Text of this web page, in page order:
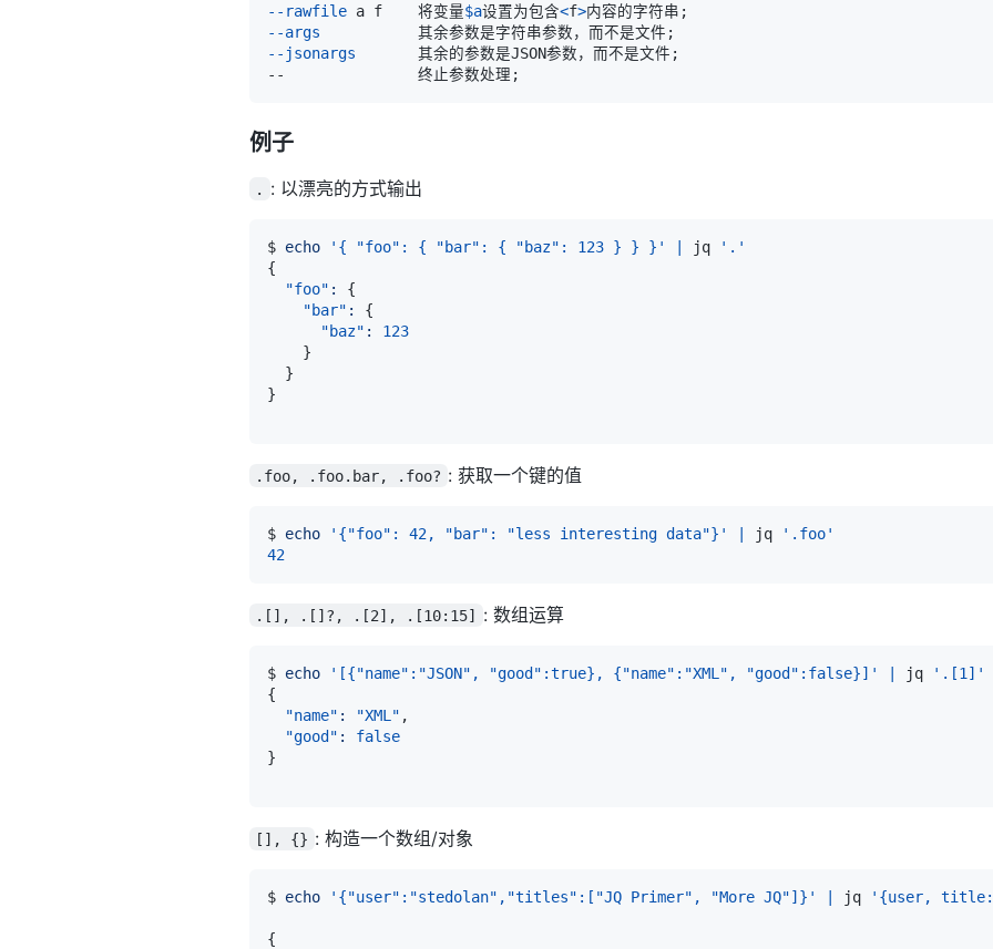
--rawfile a f    将变量$a设置为包含<f>内容的字符串 ;
--args
           其余参数是字符串参数，而不是文件
;
--jsonargs
       其余的参数是JSON参数，而不是文件
;
--               终止参数处理 ;
例子
. : 以漂亮的方式输出
$ echo '{ "foo": { "bar": { "baz": 123 } } }' | jq
'.'
{
"foo" :
{
"bar" :
{
"baz" :
123
}
}
}
.foo, .foo.bar, .foo? : 获取一个键的值
$ echo '{"foo": 42, "bar": "less interesting data"}' | jq
'.foo'
42
.[], .[]?, .[2], .[10:15] : 数组运算
$ echo '[{"name":"JSON", "good":true}, {"name":"XML", "good":false}]' | jq
'.[1]'
{
"name" : "XML"
"good" :
false
}
[], {} : 构造一个数组/对象
$ echo '{"user":"stedolan","titles":["JQ Primer", "More JQ"]}' | jq '{user,
{